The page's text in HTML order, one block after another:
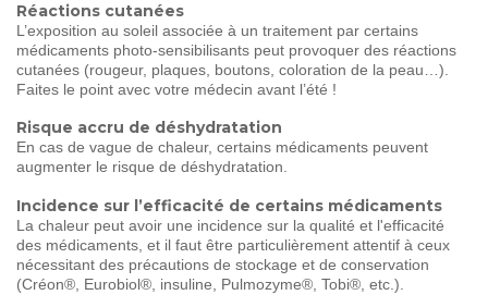
Réactions cutanées
L’exposition au soleil associée à un traitement par certains
médicaments photo-sensibilisants peut provoquer des réactions
cutanées (rougeur, plaques, boutons, coloration de la peau…).
Faites le point avec votre médecin avant l’été !
Risque accru de déshydratation
En cas de vague de chaleur, certains médicaments peuvent
augmenter le risque de déshydratation.
Incidence sur l’efficacité de certains médicaments
La chaleur peut avoir une incidence sur la qualité et l'efficacité
des médicaments, et il faut être particulièrement attentif à ceux
nécessitant des précautions de stockage et de conservation
(Créon®, Eurobiol®, insuline, Pulmozyme®, Tobi®, etc.).